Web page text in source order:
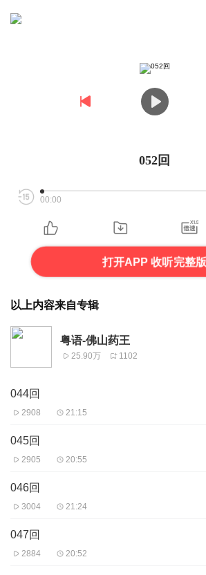
052回
00:00
打开APP 收听完整版
以上内容来自专辑
粤语-佛山药王
25.90万 1102
044回
2908 21:15
045回
2905 20:55
046回
3004 21:24
047回
2884 20:52